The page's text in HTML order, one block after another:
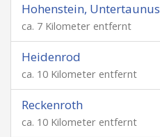
Hohenstein, Untertaunus
ca. 7 Kilometer entfernt
Heidenrod
ca. 10 Kilometer entfernt
Reckenroth
ca. 10 Kilometer entfernt